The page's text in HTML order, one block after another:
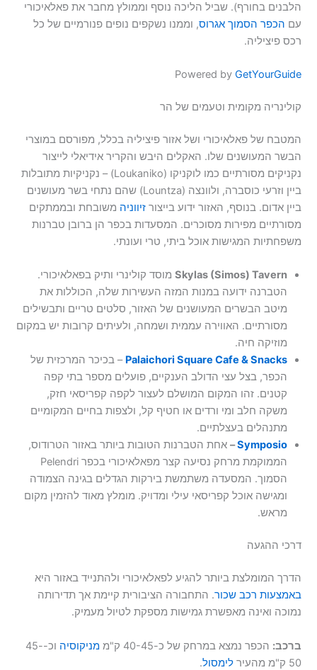
הלבנים בחורף). שביל הליכה נוסף וממולץ מחבר את פאלאיכורי
עם הכפר הסמוך אגרוס, וממנו נשקפים נופים פנורמיים של כל
רכס פיציליה.
Powered by GetYourGuide
קולינריה מקומית וטעמים של הר
המטבח של פאלאיכורי ושל אזור פיציליה בכלל, מפורסם במוצרי
הבשר המעושנים שלו. האקלים היבש והקריר אידיאלי לייצור
נקניקים מסורתיים כמו לוקניקו (Loukaniko) – נקניקיות מתובלות
ביין וזרעי כוסברה, ולוונצה (Lountza) שהם נתחי בשר מעושנים
ביין אדום. בנוסף, האזור ידוע בייצורזיווניה משובחת ובממתקים
מסורתיים מפירות מסוכרים. המסעדות בכפר הן ברובן טברנות
משפחתיות המגישות אוכל ביתי, טרי ועונתי.
Skylas (Simos) Tavern מוסד קולינרי ותיק בפאלאיכורי.
הטברנה ידועה במנות המזה העשירות שלה, הכוללות את
מיטב הבשרים המעושנים של האזור, סלטים טריים ותבשילים
מסורתיים. האווירה עממית ושמחה, ולעיתים קרובות יש במקום
מוזיקה חיה.
Palaichori Square Cafe & Snacks – בכיכר המרכזית של
הכפר, בצל עצי הדולב הענקיים, פועלים מספר בתי קפה
קטנים. זהו המקום המושלם לעצור לקפה קפריסאי חזק,
משקה חלב ומי ורדים או חטיף קל, ולצפות בחיים המקומיים
מתנהלים בעצלתיים.
Symposio
– אחת הטברנות הטובות ביותר באזור הטרודוס,
הממוקמת מרחק נסיעה קצר מפאלאיכורי בכפר Pelendri
הסמוך. המסעדה משתמשת בירקות הגדלים בגינה הצמודה
ומגישה אוכל קפריסאי עילי ומדויק. מומלץ מאוד להזמין מקום
מראש.
דרכי ההגעה
הדרך המומלצת ביותר להגיע לפאלאיכורי ולהתנייד באזור היא
באמצעות רכב שכור. התחבורה הציבורית קיימת אך תדירותה
נמוכה ואינה מאפשרת גמישות מספקת לטיול מעמיק.
ברכב: הכפר נמצא במרחק של כ-40-45 ק"מ מניקוסיה
וכ-45-
50 ק"מ מהעיר
לימסול.